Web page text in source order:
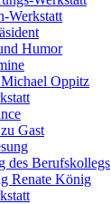
Werkstatt
Humor
Oppitz
Gast
des Berufskollegs
Renate König